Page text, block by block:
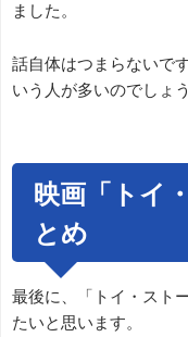
ました。
話自体はつまらないで
いう人が多いのでしょう
映画「トイ
とめ
最後に、「トイ・スト
たいと思います。